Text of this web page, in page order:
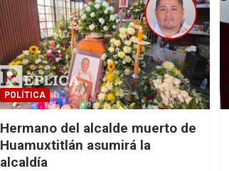
POLÍTICA
Hermano del alcalde muerto de
Huamuxtitlán asumirá la
alcaldía